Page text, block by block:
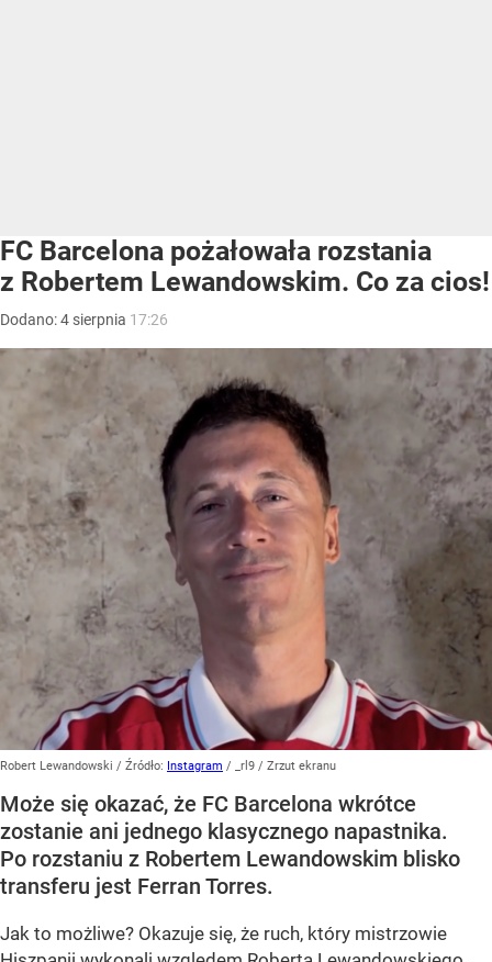
FC Barcelona pożałowała rozstania
z Robertem Lewandowskim. Co za cios!
Dodano:4 sierpnia 17:26
Robert Lewandowski / Źródło: Instagram / _rl9 / Zrzut ekranu
Może się okazać, że FC Barcelona wkrótce
zostanie ani jednego klasycznego napastnika.
Po rozstaniu z Robertem Lewandowskim blisko
transferu jest Ferran Torres.
Jak to możliwe? Okazuje się, że ruch, który mistrzowie